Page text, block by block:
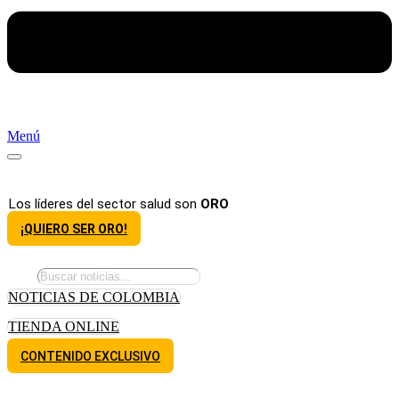
Menú
Los líderes del sector salud son ORO
¡QUIERO SER ORO!
NOTICIAS DE COLOMBIA
TIENDA ONLINE
CONTENIDO EXCLUSIVO